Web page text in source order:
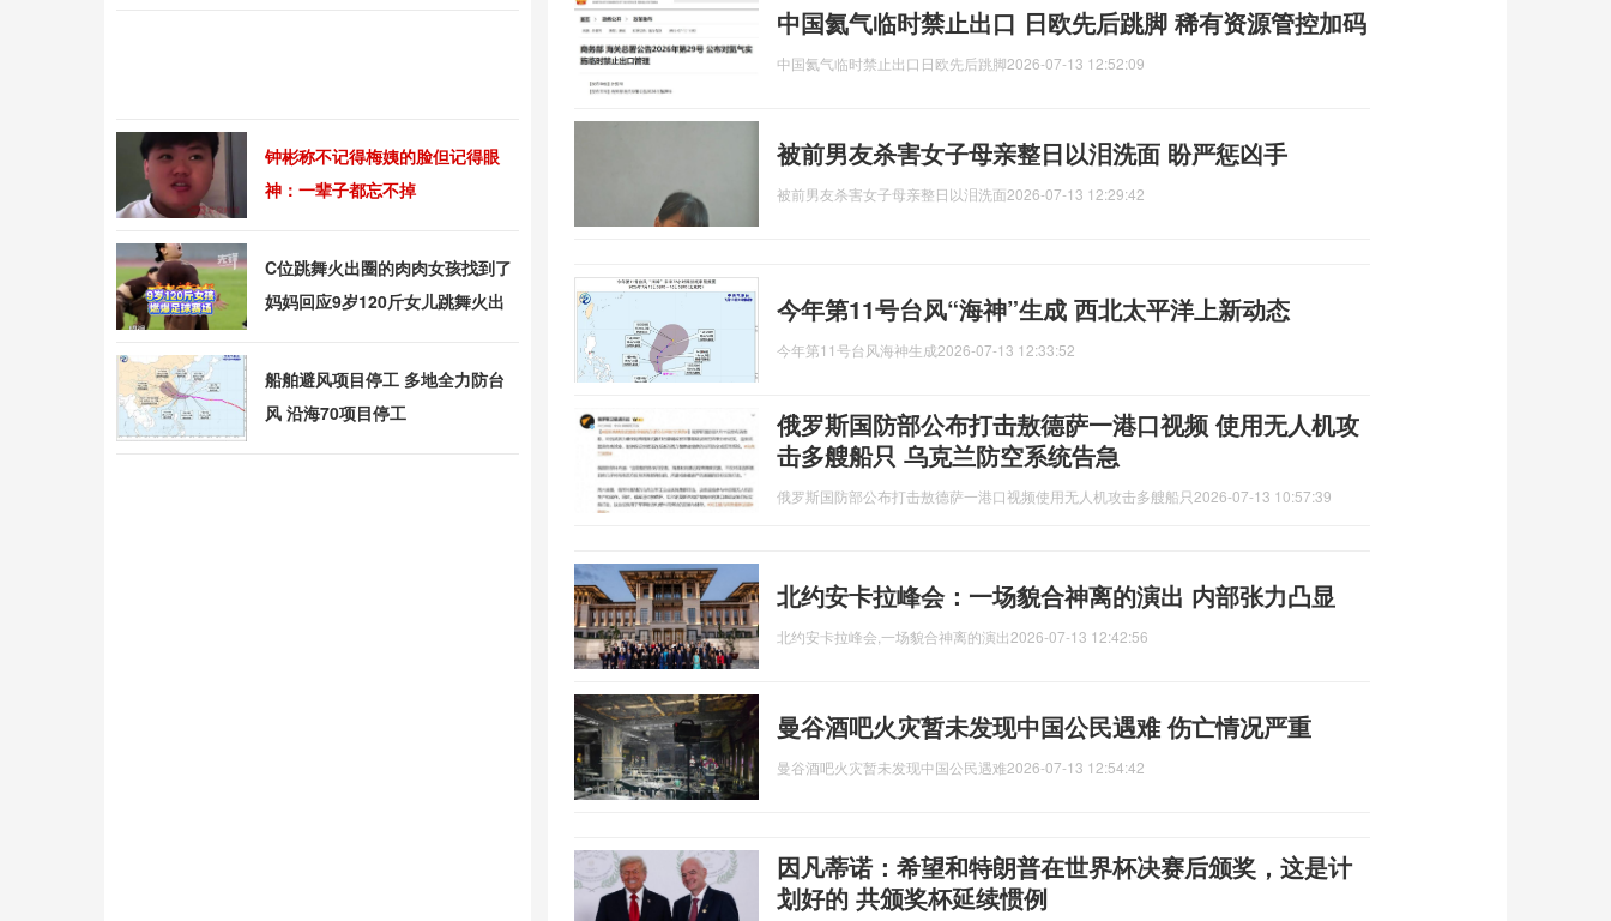
中国氦气临时禁止出口 日欧先后跳脚 稀有资源管控加码
中国氦气临时禁止出口日欧先后跳脚2026-07-13 12:52:09
被前男友杀害女子母亲整日以泪洗面 盼严惩凶手
被前男友杀害女子母亲整日以泪洗面2026-07-13 12:29:42
今年第11号台风“海神”生成 西北太平洋上新动态
今年第11号台风海神生成2026-07-13 12:33:52
俄罗斯国防部公布打击敖德萨一港口视频 使用无人机攻
击多艘船只 乌克兰防空系统告急
俄罗斯国防部公布打击敖德萨一港口视频使用无人机攻击多艘船只2026-07-13 10:57:39
北约安卡拉峰会：一场貌合神离的演出 内部张力凸显
北约安卡拉峰会,一场貌合神离的演出2026-07-13 12:42:56
曼谷酒吧火灾暂未发现中国公民遇难 伤亡情况严重
曼谷酒吧火灾暂未发现中国公民遇难2026-07-13 12:54:42
因凡蒂诺：希望和特朗普在世界杯决赛后颁奖，这是计
划好的 共颁奖杯延续惯例
钟彬称不记得梅姨的脸但记得眼
神：一辈子都忘不掉
C位跳舞火出圈的肉肉女孩找到了
妈妈回应9岁120斤女儿跳舞火出
船舶避风项目停工 多地全力防台
风 沿海70项目停工